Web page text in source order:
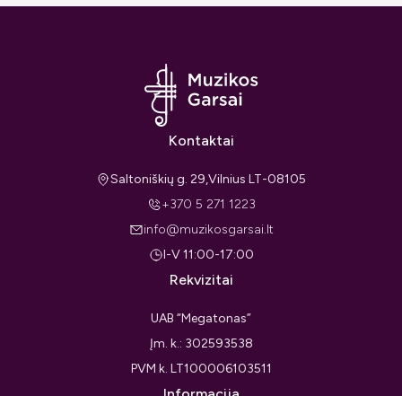
Kontaktai
Saltoniškių g. 29,Vilnius LT-08105
+370 5 271 1223
info@muzikosgarsai.lt
I-V 11:00-17:00
Rekvizitai
UAB “Megatonas”
Įm. k.: 302593538
PVM k. LT100006103511